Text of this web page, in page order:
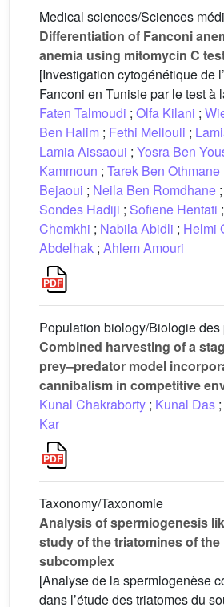
Medical sciences/Sciences
Differentiation of Fanconi
anemia using mitomycin C
[Investigation cytogénétique de
Fanconi en Tunisie par le test à
Faten Talmoudi ; Olfa Kilani ;
Ben Halim ; Fethi Mellouli ;
Lamia Aissaoui ; Yosra Ben
Kammoun ; Tarek Ben Othmane
Bejaoui ; Neila Ben Romdhane ;
Sondes Hadiji ; Sofiene Hentati ;
Chemkhi ; Nabila Abidli ; Helmi
Abdelhak ; Ahlem Amouri
Population biology/Biologie
Combined harvesting of a
prey–predator model
cannibalism in competitive
Kunal Chakraborty ; Kunal Das ;
Kar
Taxonomy/Taxonomie
Analysis of spermiogenesis
study of the triatomines of
subcomplex
[Analyse de la spermiogenèse
dans l’étude des triatomes du